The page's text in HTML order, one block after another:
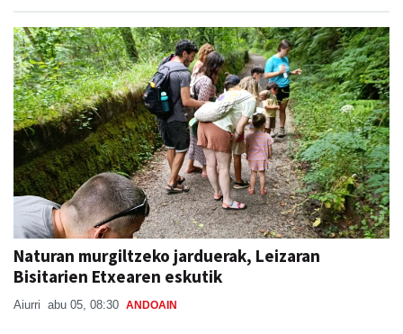
Naturan murgiltzeko jarduerak, Leizaran
Bisitarien Etxearen eskutik
Aiurri abu 05, 08:30 ANDOAIN